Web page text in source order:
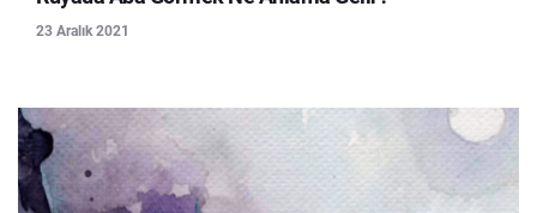
23 Aralık 2021